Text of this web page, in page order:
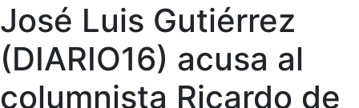
José Luis Gutiérrez
(DIARIO16) acusa al
columnista Ricardo de